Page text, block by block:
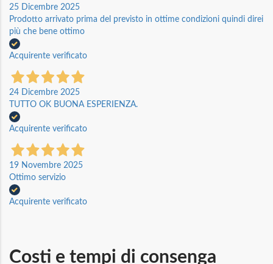
25 Dicembre 2025
Prodotto arrivato prima del previsto in ottime condizioni quindi direi
più che bene ottimo
Acquirente verificato
24 Dicembre 2025
TUTTO OK BUONA ESPERIENZA.
Acquirente verificato
19 Novembre 2025
Ottimo servizio
Acquirente verificato
Costi e tempi di consenga